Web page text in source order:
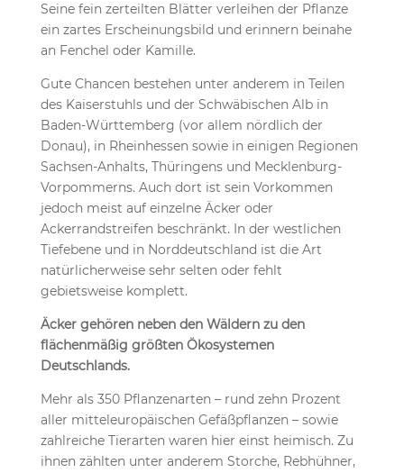
Seine fein zerteilten Blätter verleihen der Pflanze
ein zartes Erscheinungsbild und erinnern beinahe
an Fenchel oder Kamille.
Gute Chancen bestehen unter anderem in Teilen
des Kaiserstuhls und der Schwäbischen Alb in
Baden-Württemberg (vor allem nördlich der
Donau), in Rheinhessen sowie in einigen Regionen
Sachsen-Anhalts, Thüringens und Mecklenburg-
Vorpommerns. Auch dort ist sein Vorkommen
jedoch meist auf einzelne Äcker oder
Ackerrandstreifen beschränkt. In der westlichen
Tiefebene und in Norddeutschland ist die Art
natürlicherweise sehr selten oder fehlt
gebietsweise komplett.
Äcker gehören neben den Wäldern zu den
flächenmäßig größten Ökosystemen
Deutschlands.
Mehr als 350 Pflanzenarten – rund zehn Prozent
aller mitteleuropäischen Gefäßpflanzen – sowie
zahlreiche Tierarten waren hier einst heimisch. Zu
ihnen zählten unter anderem Storche, Rebhühner,